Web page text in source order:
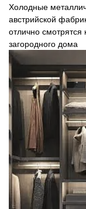
Холодные
австрийской
отлично смотрятся
загородного дома